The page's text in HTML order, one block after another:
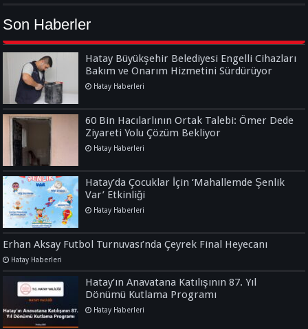
Son Haberler
Hatay Büyükşehir Belediyesi Engelli Cihazları
Bakım ve Onarım Hizmetini Sürdürüyor
Hatay Haberleri
60 Bin Hacılarlının Ortak Talebi: Ömer Dede
Ziyareti Yolu Çözüm Bekliyor
Hatay Haberleri
Hatay’da Çocuklar İçin ‘Mahallemde Şenlik
Var’ Etkinliği
Hatay Haberleri
Erhan Aksay Futbol Turnuvası’nda Çeyrek Final Heyecanı
Hatay Haberleri
Hatay’ın Anavatana Katılışının 87. Yıl
Dönümü Kutlama Programı
Hatay Haberleri